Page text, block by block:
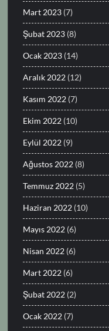
Mart 2023 (7)
Şubat 2023 (8)
Ocak 2023 (14)
Aralık 2022 (12)
Kasım 2022 (7)
Ekim 2022 (10)
Eylül 2022 (9)
Ağustos 2022 (8)
Temmuz 2022 (5)
Haziran 2022 (10)
Mayıs 2022 (6)
Nisan 2022 (6)
Mart 2022 (6)
Şubat 2022 (2)
Ocak 2022 (7)